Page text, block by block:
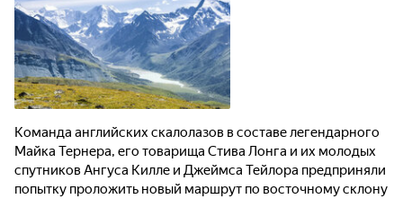
Команда английских скалолазов в составе легендарного
Майка Тернера, его товарища Стива Лонга и их молодых
спутников Ангуса Килле и Джеймса Тейлора предприняли
попытку проложить новый маршрут по восточному склону